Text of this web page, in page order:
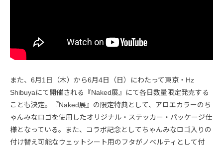
また、6月1日（木）から6月4日（日）にわたって東京・Hz
Shibuyaにて開催される『Naked展』にて各日数量限定発売する
ことも決定。『Naked展』の限定特典として、アロエカラーのち
ゃんみなロゴを使用したオリジナル・ステッカー・パッケージ仕
様となっている。また、コラボ記念としてちゃんみなロゴ入りの
付け替え可能なウェットシート用のフタがノベルティとして付